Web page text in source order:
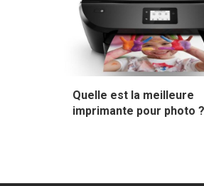
Quelle est la meilleure
imprimante pour photo ?